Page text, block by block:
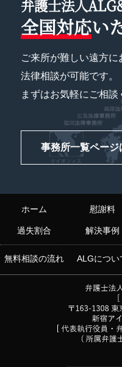
弁護士法人
全国対応い
ご来所が難しい遠方
法律相談が可能です。
まずはお気軽にご相談
事務所一覧ページ
ホーム 慰謝料
過失割合 解決事例
無料相談の流れ ALGについ